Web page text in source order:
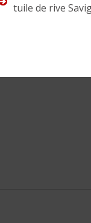
tuile de rive